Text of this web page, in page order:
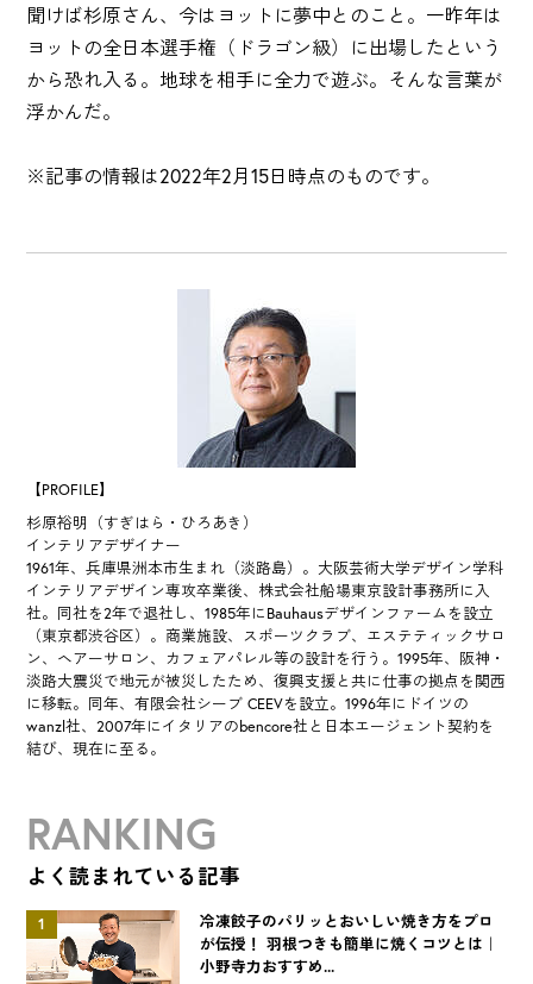
聞けば杉原さん、今はヨットに夢中とのこと。一昨年は
ヨットの全日本選手権（ドラゴン級）に出場したという
から恐れ入る。地球を相手に全力で遊ぶ。そんな言葉が
浮かんだ。
※記事の情報は2022年2月15日時点のものです。
【PROFILE】
杉原裕明（すぎはら・ひろあき）
インテリアデザイナー
1961年、兵庫県洲本市生まれ（淡路島）。大阪芸術大学デザイン学科
インテリアデザイン専攻卒業後、株式会社船場東京設計事務所に入
社。同社を2年で退社し、1985年にBauhausデザインファームを設立
（東京都渋谷区）。商業施設、スポーツクラブ、エステティックサロ
ン、ヘアーサロン、カフェアパレル等の設計を行う。1995年、阪神・
淡路大震災で地元が被災したため、復興支援と共に仕事の拠点を関西
に移転。同年、有限会社シーブ CEEVを設立。1996年にドイツの
wanzl社、2007年にイタリアのbencore社と日本エージェント契約を
結び、現在に至る。
RANKING
よく読まれている記事
1
冷凍餃子のパリッとおいしい焼き方をプロ
が伝授！ 羽根つきも簡単に焼くコツとは｜
小野寺力おすすめ...